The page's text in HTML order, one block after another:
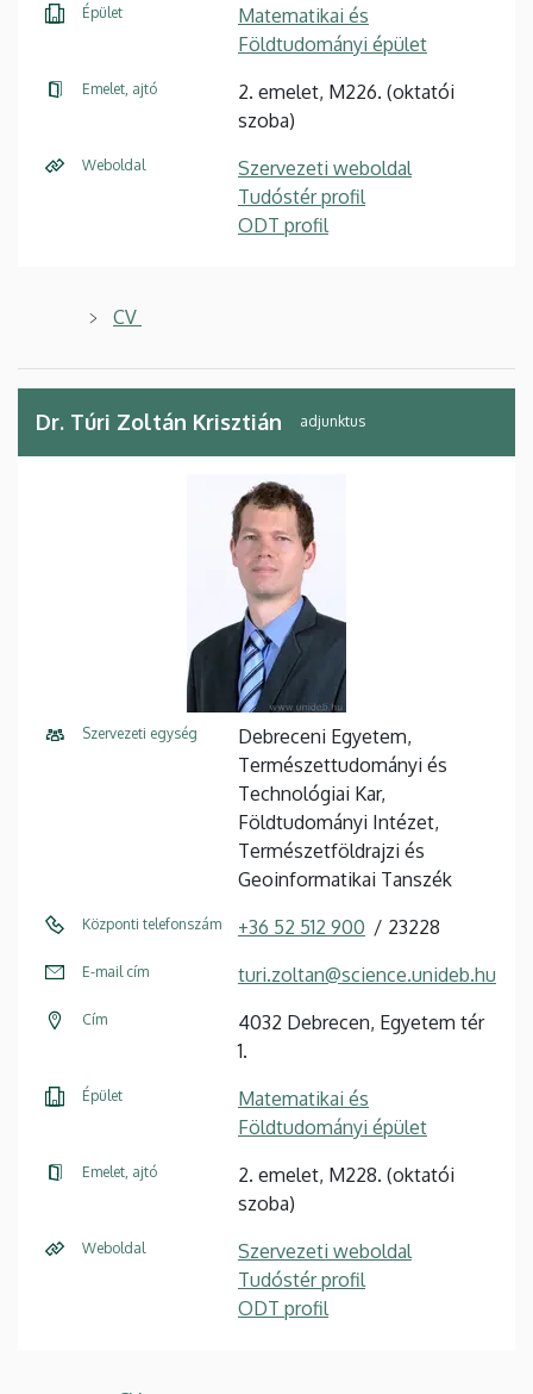
Épület
Matematikai és
Földtudományi épület
Emelet, ajtó
2. emelet, M226. (oktatói
szoba)
Weboldal
Szervezeti weboldal
Tudóstér profil
ODT profil
CV
Dr. Túri Zoltán Krisztián adjunktus
Szervezeti egység
Debreceni Egyetem,
Természettudományi és
Technológiai Kar,
Földtudományi Intézet,
Természetföldrajzi és
Geoinformatikai Tanszék
Központi telefonszám +36 52 512 900 23228
E-mail cím turi.zoltan@science.unideb.hu
Cím
4032 Debrecen, Egyetem tér
1.
Épület
Matematikai és
Földtudományi épület
Emelet, ajtó
2. emelet, M228. (oktatói
szoba)
Weboldal
Szervezeti weboldal
Tudóstér profil
ODT profil